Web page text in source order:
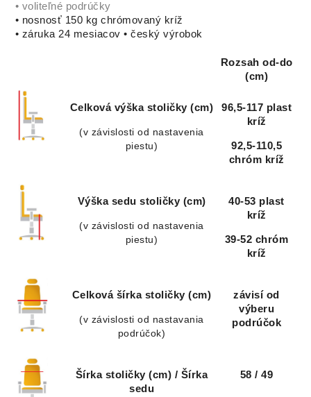
• voliteľné podrúčky
• nosnosť 150 kg chrómovaný kríž
• záruka 24 mesiacov • český výrobok
Rozsah od-do
(cm)
Celková výška stoličky (cm)
(v závislosti od nastavenia
piestu)
96,5-117 plast
kríž
92,5-110,5
chróm kríž
Výška sedu stoličky (cm)
(v závislosti od nastavenia
piestu)
40-53 plast
kríž
39-52 chróm
kríž
Celková šírka stoličky (cm)
(v závislosti od nastavania
podrúčok)
závisí od
výberu
podrúčok
Šírka stoličky (cm) / Šírka
sedu
58 / 49